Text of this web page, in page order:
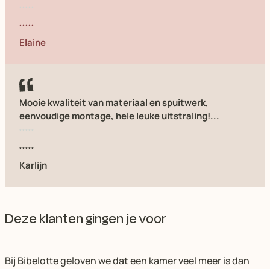
Elaine
Mooie kwaliteit van materiaal en spuitwerk,
eenvoudige montage, hele leuke uitstraling!...
Karlijn
Deze klanten gingen je voor
Bij Bibelotte geloven we dat een kamer veel meer is dan